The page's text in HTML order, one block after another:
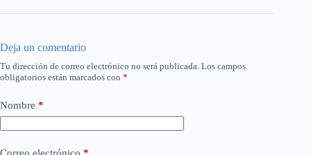
Deja un comentario
Tu dirección de correo electrónico no será publicada. Los campos
obligatorios están marcados con *
Nombre *